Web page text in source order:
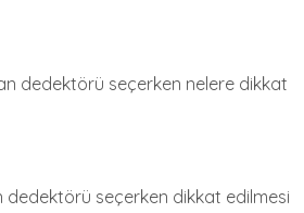
dedektörü seçerken nelere dikkat
dedektörü seçerken dikkat edilmesi